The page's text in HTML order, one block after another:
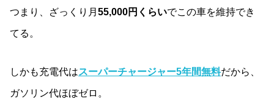
つまり、ざっくり月 55,000円くらいでこの車を維持でき
てる。
しかも充電代はスーパーチャージャー5年間無料だから、
ガソリン代ほぼゼロ。